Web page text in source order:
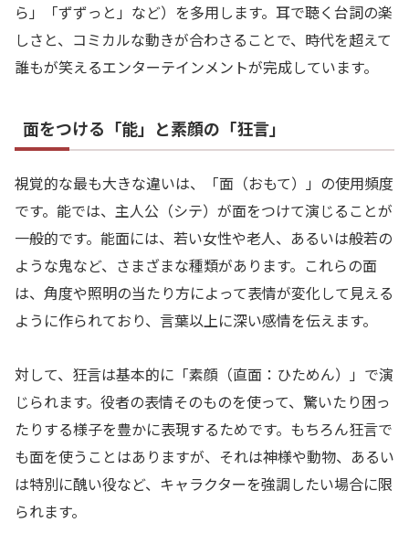
ら」「ずずっと」など）を多用します。耳で聴く台詞の楽
しさと、コミカルな動きが合わさることで、時代を超えて
誰もが笑えるエンターテインメントが完成しています。
面をつける「能」と素顔の「狂言」
視覚的な最も大きな違いは、「面（おもて）」の使用頻度
です。能では、主人公（シテ）が面をつけて演じることが
一般的です。能面には、若い女性や老人、あるいは般若の
ような鬼など、さまざまな種類があります。これらの面
は、角度や照明の当たり方によって表情が変化して見える
ように作られており、言葉以上に深い感情を伝えます。
対して、狂言は基本的に「素顔（直面：ひためん）」で演
じられます。役者の表情そのものを使って、驚いたり困っ
たりする様子を豊かに表現するためです。もちろん狂言で
も面を使うことはありますが、それは神様や動物、あるい
は特別に醜い役など、キャラクターを強調したい場合に限
られます。